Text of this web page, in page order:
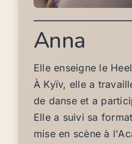
Anna
Elle enseigne le
À Kyïv, elle a
de danse et a
Elle a suivi sa
mise en scène à